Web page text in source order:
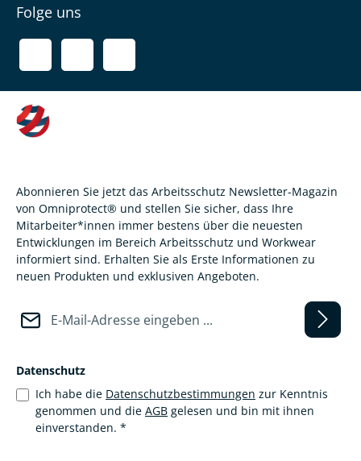
Folge uns
Abonnieren Sie jetzt das Arbeitsschutz Newsletter-Magazin
von Omniprotect® und stellen Sie sicher, dass Ihre
Mitarbeiter*innen immer bestens über die neuesten
Entwicklungen im Bereich Arbeitsschutz und Workwear
informiert sind. Erhalten Sie als Erste Informationen zu
neuen Produkten und exklusiven Angeboten.
Datenschutz
Ich habe die Datenschutzbestimmungen zur Kenntnis
genommen und die AGB gelesen und bin mit ihnen
einverstanden. *